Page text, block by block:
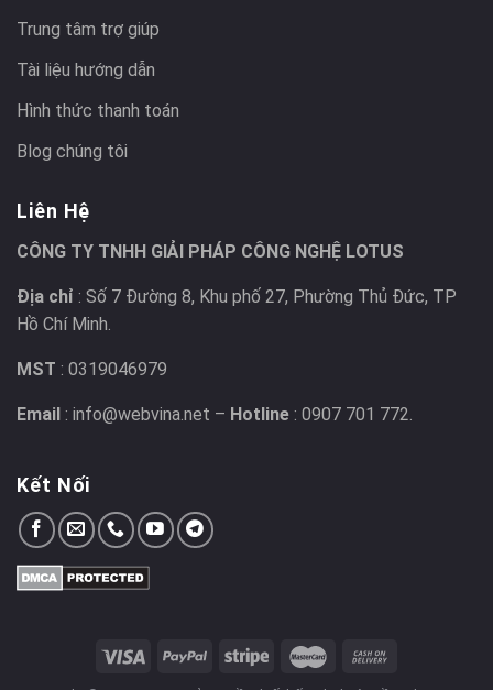
Trung tâm trợ giúp
Tài liệu hướng dẫn
Hình thức thanh toán
Blog chúng tôi
Liên Hệ
CÔNG TY TNHH GIẢI PHÁP CÔNG NGHỆ LOTUS
Địa chỉ : Số 7 Đường 8, Khu phố 27, Phường Thủ Đức, TP
Hồ Chí Minh.
MST : 0319046979
Email : info@webvina.net – Hotline : 0907 701 772.
Kết Nối